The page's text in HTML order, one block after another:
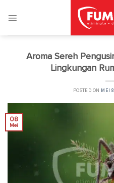
Aroma Sereh
Lingkungan
POSTED ON MEI
08
Mei